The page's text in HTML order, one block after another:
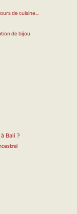
de cuisine...
de bijou
Bali ?